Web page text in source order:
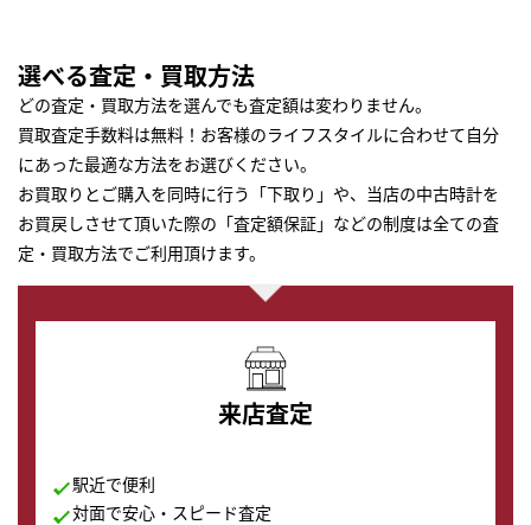
選べる査定・買取方法
どの査定・買取方法を選んでも査定額は変わりません。
買取査定手数料は無料！お客様のライフスタイルに合わせて自分
にあった最適な方法をお選びください。
お買取りとご購入を同時に行う「下取り」や、当店の中古時計を
お買戻しさせて頂いた際の「査定額保証」などの制度は全ての査
定・買取方法でご利用頂けます。
来店査定
駅近で便利
対面で安心・スピード査定